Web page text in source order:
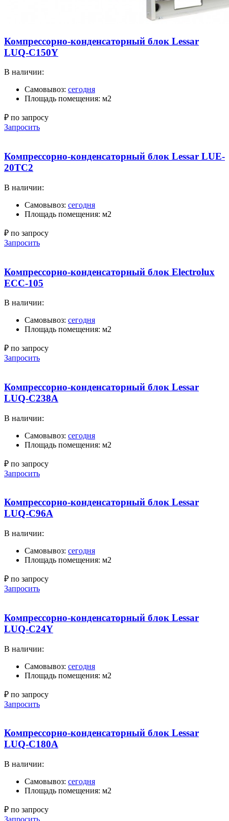
Компрессорно-конденсаторный блок Lessar
LUQ-C150Y
В наличии:
Самовывоз: сегодня
Площадь помещения: м2
₽ по запросу
Запросить
Компрессорно-конденсаторный блок Lessar LUE-
20TC2
В наличии:
Самовывоз: сегодня
Площадь помещения: м2
₽ по запросу
Запросить
Компрессорно-конденсаторный блок Electrolux
ECC-105
В наличии:
Самовывоз: сегодня
Площадь помещения: м2
₽ по запросу
Запросить
Компрессорно-конденсаторный блок Lessar
LUQ-C238A
В наличии:
Самовывоз: сегодня
Площадь помещения: м2
₽ по запросу
Запросить
Компрессорно-конденсаторный блок Lessar
LUQ-C96A
В наличии:
Самовывоз: сегодня
Площадь помещения: м2
₽ по запросу
Запросить
Компрессорно-конденсаторный блок Lessar
LUQ-C24Y
В наличии:
Самовывоз: сегодня
Площадь помещения: м2
₽ по запросу
Запросить
Компрессорно-конденсаторный блок Lessar
LUQ-C180A
В наличии:
Самовывоз: сегодня
Площадь помещения: м2
₽ по запросу
Запросить